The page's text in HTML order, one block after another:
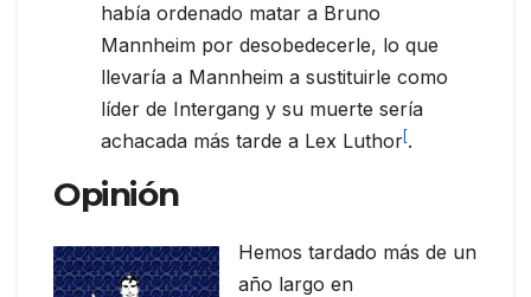
había ordenado matar a Bruno
Mannheim por desobedecerle, lo que
llevaría a Mannheim a sustituirle como
líder de Intergang y su muerte sería
achacada más tarde a Lex Luthor[.
Opinión
Hemos tardado más de un
año largo en